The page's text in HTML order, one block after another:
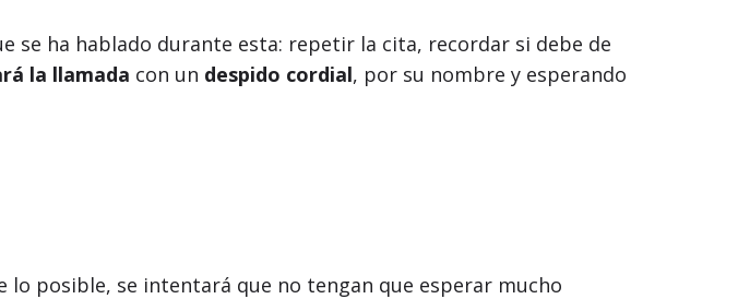
se ha hablado durante esta: repetir la cita, recordar si debe de
la llamada con un despido cordial, por su nombre y esperando
posible, se intentará que no tengan que esperar mucho